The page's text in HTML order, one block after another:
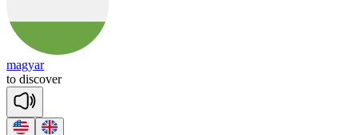
magyar
to discover